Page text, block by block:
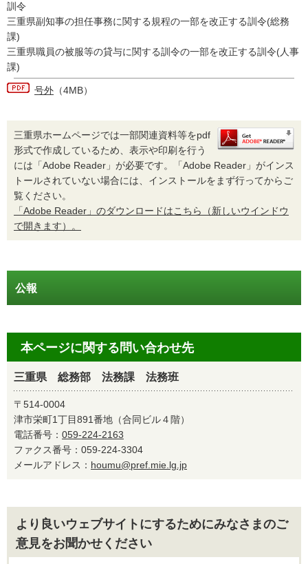
訓令
三重県副知事の担任事務に関する規程の一部を改正する訓令(総務
課)
三重県職員の被服等の貸与に関する訓令の一部を改正する訓令(人事
課)
号外 （4MB）
三重県ホームページでは一部関連資料等をpdf
形式で作成しているため、表示や印刷を行う
には「Adobe Reader」が必要です。「Adobe Reader」がインス
トールされていない場合には、インストールをまず行ってからご
覧ください。
「Adobe Reader」のダウンロードはこちら（新しいウインドウ
で開きます）。
公報
本ページに関する問い合わせ先
三重県 総務部 法務課 法務班
〒514-0004
津市栄町1丁目891番地（合同ビル４階）
電話番号： 059-224-2163
ファクス番号：059-224-3304
メールアドレス： houmu@pref.mie.lg.jp
より良いウェブサイトにするためにみなさまのご
意見をお聞かせください